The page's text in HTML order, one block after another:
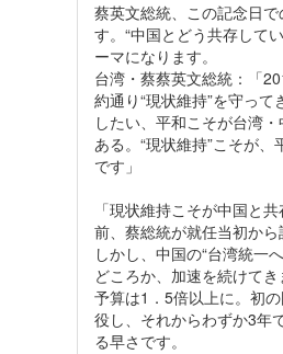
蔡英文総統、この記念日
す。“中国とどう共存して
ーマになります。
台湾・蔡蔡英文総統：「
約通り“現状維持”を守っ
したい、平和こそが台湾
ある。“現状維持”こそが
です」
「現状維持こそが中国と
前、蔡総統が就任当初から
しかし、中国の“台湾統一
どころか、加速を続けて
予算は1．5倍以上に。初
役し、それからわずか3年
る早さです。